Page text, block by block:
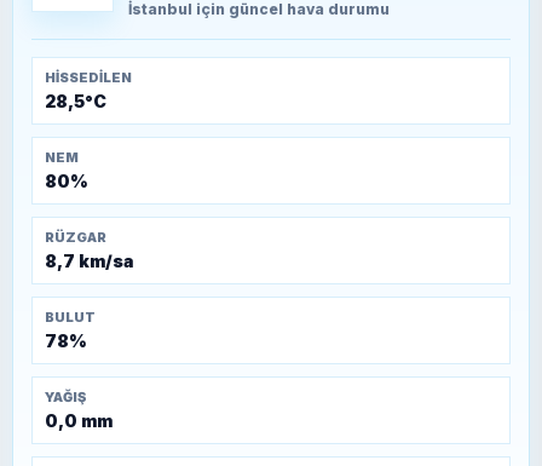
Kütahya-Eskişehir Muharebeleri (10-24
İstanbul için güncel hava durumu
HISSEDILEN
28,5°C
NEM
80%
RÜZGAR
8,7 km/sa
BULUT
78%
YAĞIŞ
0,0 mm